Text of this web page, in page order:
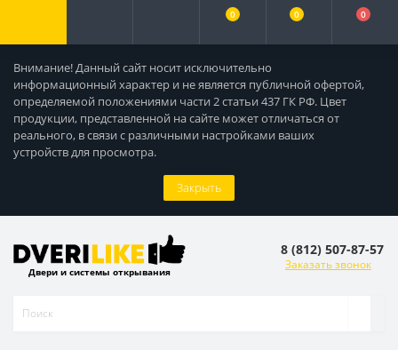
Внимание! Данный сайт носит исключительно
информационный характер и не является публичной офертой,
определяемой положениями части 2 статьи 437 ГК РФ. Цвет
продукции, представленной на сайте может отличаться от
реального, в связи с различными настройками ваших
устройств для просмотра.
Закрыть
0 0 0
Двери и системы открывания
8 (812) 507-87-57
Заказать звонок